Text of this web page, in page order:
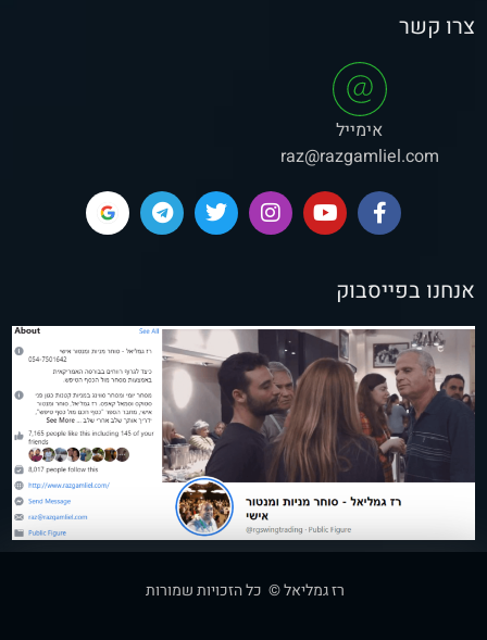
צרו קשר
אימייל
raz@razgamliel.com
אנחנו בפייסבוק
רז גמליאל © כל הזכויות שמורות